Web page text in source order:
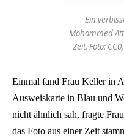
Ein
Mohammed
Zeit. Foto:
Einmal fand Frau Keller in
Ausweiskarte in Blau und
nicht ähnlich sah, fragte
das Foto aus einer Zeit